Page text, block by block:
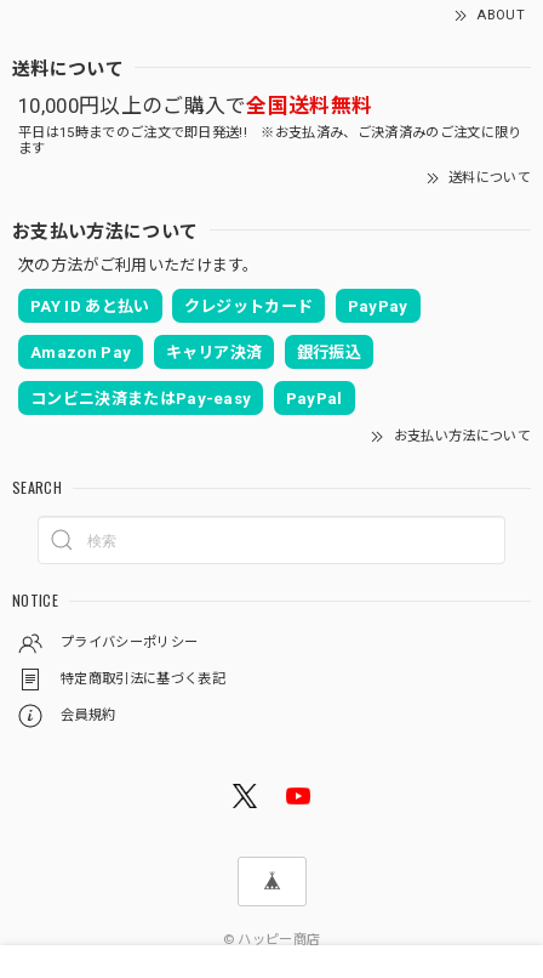
ABOUT
送料について
10,000円以上のご購入で全国送料無料
平日は15時までのご注文で即日発送!! ※お支払済み、ご決済済みのご注文に限り
ます
送料について
お支払い方法について
次の方法がご利用いただけます。
PAY ID あと払い クレジットカード PayPay
Amazon Pay キャリア決済 銀行振込
コンビニ決済またはPay-easy PayPal
お支払い方法について
SEARCH
NOTICE
プライバシーポリシー
特定商取引法に基づく表記
会員規約
© ハッピー商店